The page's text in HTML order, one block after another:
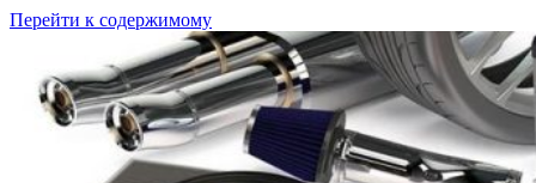
Перейти к содержимому